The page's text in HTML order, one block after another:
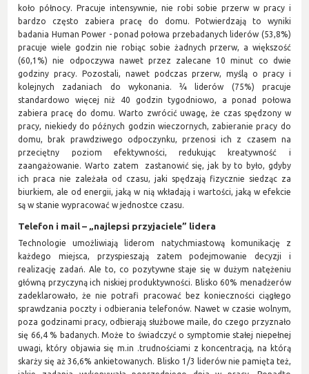
koło północy. Pracuje intensywnie, nie robi sobie przerw w pracy i
bardzo często zabiera pracę do domu. Potwierdzają to wyniki
badania Human Power - ponad połowa przebadanych liderów (53,8%)
pracuje wiele godzin nie robiąc sobie żadnych przerw, a większość
(60,1%) nie odpoczywa nawet przez zalecane 10 minut co dwie
godziny pracy. Pozostali, nawet podczas przerw, myślą o pracy i
kolejnych zadaniach do wykonania. ¾ liderów (75%) pracuje
standardowo więcej niż 40 godzin tygodniowo, a ponad połowa
zabiera pracę do domu. Warto zwrócić uwagę, że czas spędzony w
pracy, niekiedy do późnych godzin wieczornych, zabieranie pracy do
domu, brak prawdziwego odpoczynku, przenosi ich z czasem na
przeciętny poziom efektywności, redukując kreatywność i
zaangażowanie. Warto zatem zastanowić się, jak by to było, gdyby
ich praca nie zależała od czasu, jaki spędzają fizycznie siedząc za
biurkiem, ale od energii, jaką w nią wkładają i wartości, jaką w efekcie
są w stanie wypracować w jednostce czasu.
Telefon i mail – „najlepsi przyjaciele” lidera
Technologie umożliwiają liderom natychmiastową komunikację z
każdego miejsca, przyspieszają zatem podejmowanie decyzji i
realizację zadań. Ale to, co pozytywne staje się w dużym natężeniu
główną przyczyną ich niskiej produktywności. Blisko 60% menadżerów
zadeklarowało, że nie potrafi pracować bez konieczności ciągłego
sprawdzania poczty i odbierania telefonów. Nawet w czasie wolnym,
poza godzinami pracy, odbierają służbowe maile, do czego przyznało
się 66,4 % badanych. Może to świadczyć o symptomie stałej niepełnej
uwagi, który objawia się m.in .trudnościami z koncentracją, na którą
skarży się aż 36,6% ankietowanych. Blisko 1/3 liderów nie pamięta też,